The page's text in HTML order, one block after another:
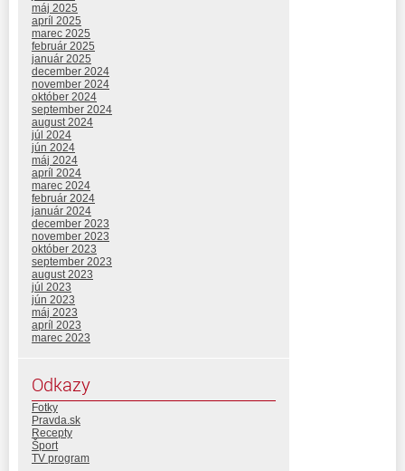
máj 2025
apríl 2025
marec 2025
február 2025
január 2025
december 2024
november 2024
október 2024
september 2024
august 2024
júl 2024
jún 2024
máj 2024
apríl 2024
marec 2024
február 2024
január 2024
december 2023
november 2023
október 2023
september 2023
august 2023
júl 2023
jún 2023
máj 2023
apríl 2023
marec 2023
Odkazy
Fotky
Pravda.sk
Recepty
Šport
TV program